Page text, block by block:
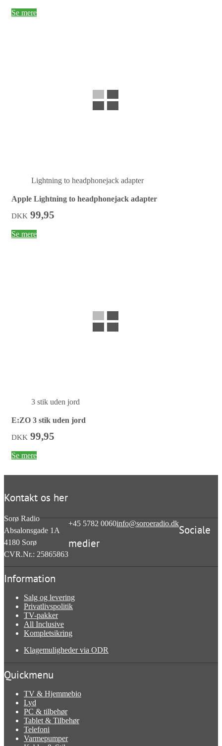
Se mere
Lightning to headphonejack adapter
Apple Lightning to headphonejack adapter
DKK 99,95
Se mere
3 stik uden jord
E:ZO 3 stik uden jord
DKK 99,95
Se mere
Kontakt os her
Sorø Radio
Absalonsgade 1A
4180 Sorø
CVR.Nr.: 25865863
+45 5782 0060info@soroeradio.dkSociale
medier
Information
Salg og levering
Privatlivspolitik
TV-pakker
All Inclusive
Kompletsikring
Klagemuligheder via ODR
Quickmenu
TV & Hjemmebio
Lyd
PC & tilbehør
Tablet & Tilbehør
Telefoni
Varmepumper